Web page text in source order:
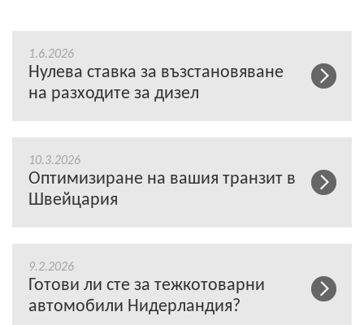
1.6.2026
Нулева ставка за възстановяване
на разходите за дизел
10.3.2026
Оптимизиране на вашия транзит в
Швейцария
9.2.2026
Готови ли сте за тежкотоварни
автомобили Нидерландия?